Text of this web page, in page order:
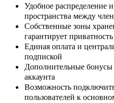
Удобное распределение
пространства между
Собственные зоны
гарантирует
Единая оплата и
подпиской
Дополнительные бонусы
аккаунта
Возможность
пользователей к